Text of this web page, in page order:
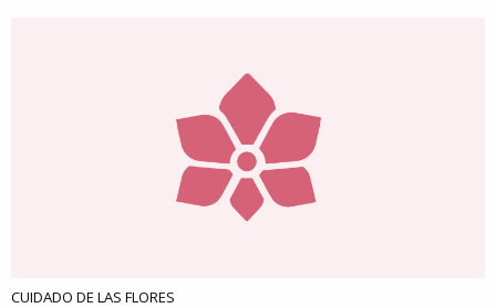
CUIDADO DE LAS FLORES